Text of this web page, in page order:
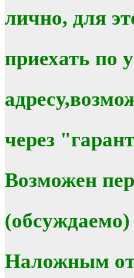
лично, для
приехать по
через
Возможен
(обсуждаемо)
Наложным